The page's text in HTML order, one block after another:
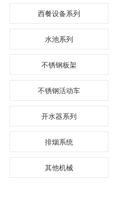
西餐设备系列
水池系列
不锈钢板架
不锈钢活动车
开水器系列
排烟系统
其他机械